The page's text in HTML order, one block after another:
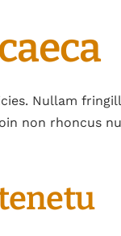
Nullam
non rhoncus